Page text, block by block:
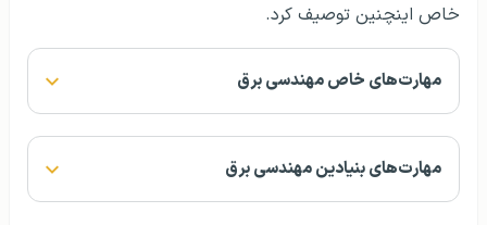
خاص اینچنین توصیف کرد.
مهارت‌های خاص مهندسی برق
مهارت‌های بنیادین مهندسی برق